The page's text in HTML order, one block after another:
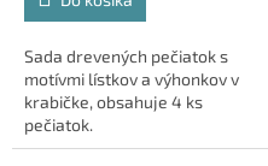
Sada drevených pečiatok s
motívmi lístkov a výhonkov v
krabičke, obsahuje 4 ks
pečiatok.